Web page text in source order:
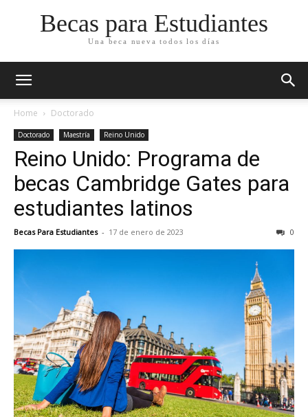
Becas para Estudiantes
Una beca nueva todos los días
Home Doctorado
Doctorado Maestría Reino Unido
Reino Unido: Programa de
becas Cambridge Gates para
estudiantes latinos
Becas Para Estudiantes - 17 de enero de 2023 0